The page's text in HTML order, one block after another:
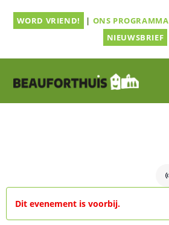
naarWORD VRIEND! | ONS PROGRAMMA
NIEUWSBRIEF
Dit evenement is voorbij.